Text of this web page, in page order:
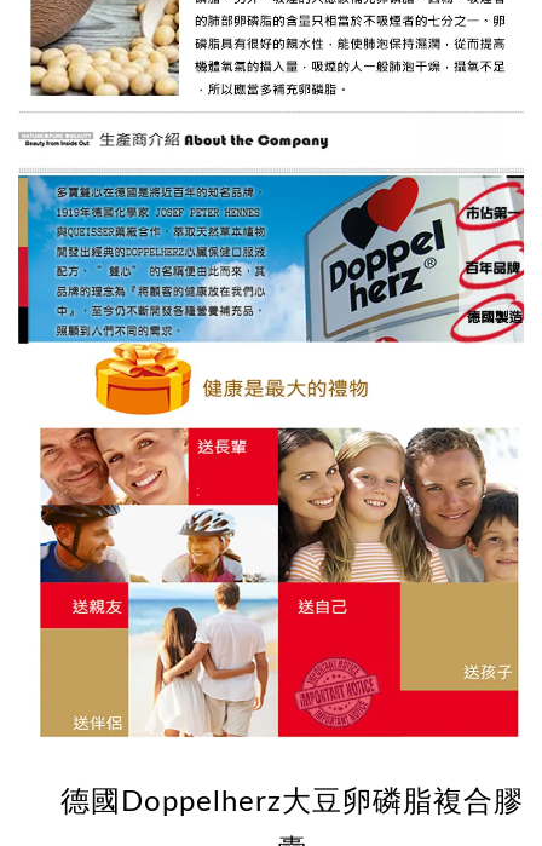
德國Doppelherz大豆卵磷脂複合膠